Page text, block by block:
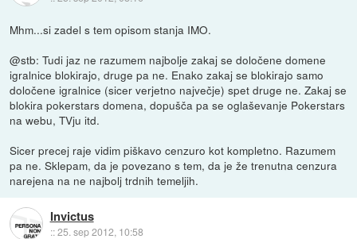
Mhm...si zadel s tem opisom stanja IMO.
@stb: Tudi jaz ne razumem najbolje zakaj se določene domene
igralnice blokirajo, druge pa ne. Enako zakaj se blokirajo samo
določene igralnice (sicer verjetno največje) spet druge ne. Zakaj se
blokira pokerstars domena, dopušča pa se oglaševanje Pokerstars
na webu, TVju itd.
Sicer precej raje vidim piškavo cenzuro kot kompletno. Razumem
pa ne. Sklepam, da je povezano s tem, da je že trenutna cenzura
narejena na ne najbolj trdnih temeljih.
Invictus
::25. sep 2012, 10:58